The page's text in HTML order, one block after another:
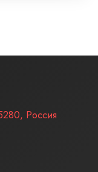
, Россия